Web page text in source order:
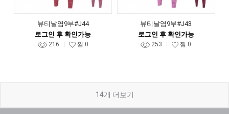
뷰티날염9부#J44
로그인 후 확인가능
216 찜 0
뷰티날염9부#J43
로그인 후 확인가능
253 찜 0
14개 더보기